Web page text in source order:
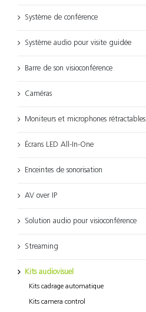
Système de conférence
Système audio pour visite guidée
Barre de son visioconférence
Caméras
Moniteurs et microphones rétractables
Écrans LED All-In-One
Enceintes de sonorisation
AV over IP
Solution audio pour visioconférence
Streaming
Kits audiovisuel
Kits cadrage automatique
Kits camera control